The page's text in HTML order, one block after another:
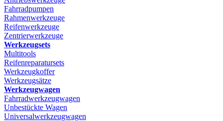
Fahrradpumpen
Rahmenwerkzeuge
Reifenwerkzeuge
Zentrierwerkzeuge
Werkzeugsets
Multitools
Reifenreparatursets
Werkzeugkoffer
Werkzeugsätze
Werkzeugwagen
Fahrradwerkzeugwagen
Unbestückte Wagen
Universalwerkzeugwagen